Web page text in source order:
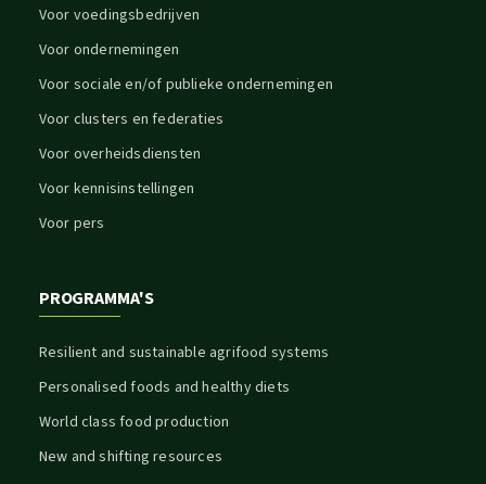
Voor voedingsbedrijven
Voor ondernemingen
Voor sociale en/of publieke ondernemingen
Voor clusters en federaties
Voor overheidsdiensten
Voor kennisinstellingen
Voor pers
PROGRAMMA'S
Resilient and sustainable agrifood systems
Personalised foods and healthy diets
World class food production
New and shifting resources